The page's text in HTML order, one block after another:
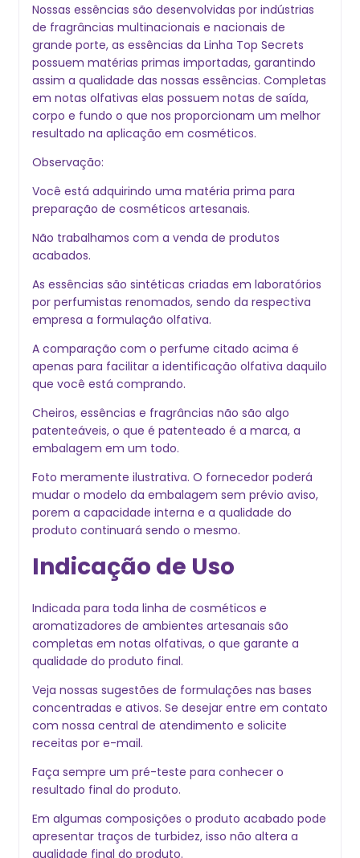
Nossas essências são desenvolvidas por indústrias
de fragrâncias multinacionais e nacionais de
grande porte, as essências da Linha Top Secrets
possuem matérias primas importadas, garantindo
assim a qualidade das nossas essências. Completas
em notas olfativas elas possuem notas de saída,
corpo e fundo o que nos proporcionam um melhor
resultado na aplicação em cosméticos.
Observação:
Você está adquirindo uma matéria prima para
preparação de cosméticos artesanais.
Não trabalhamos com a venda de produtos
acabados.
As essências são sintéticas criadas em laboratórios
por perfumistas renomados, sendo da respectiva
empresa a formulação olfativa.
A comparação com o perfume citado acima é
apenas para facilitar a identificação olfativa daquilo
que você está comprando.
Cheiros, essências e fragrâncias não são algo
patenteáveis, o que é patenteado é a marca, a
embalagem em um todo.
Foto meramente ilustrativa. O fornecedor poder
mudar o modelo da embalagem sem prévio aviso,
porem a capacidade interna e a qualidade do
produto continuará sendo o mesmo.
Indicação de Uso
Indicada para toda linha de cosméticos e
aromatizadores de ambientes artesanais são
completas em notas olfativas, o que garante a
qualidade do produto final.
Veja nossas sugestões de formulações nas bases
concentradas e ativos. Se desejar entre em contato
com nossa central de atendimento e solicite
receitas por e-mail.
Faça sempre um pré-teste para conhecer o
resultado final do produto.
Em algumas composições o produto acabado pode
apresentar traços de turbidez, isso não altera a
qualidade final do produto.